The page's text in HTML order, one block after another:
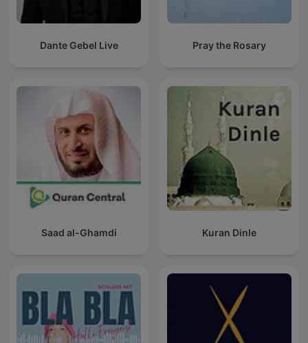
Dante Gebel Live Pray the Rosary
Saad al-Ghamdi Kuran Dinle